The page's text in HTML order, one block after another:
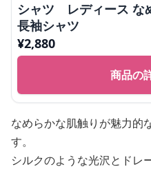
シャツ レディース な
長袖シャツ
¥2,880
商品の
なめらかな肌触りが魅力的
す。
シルクのような光沢とドレ